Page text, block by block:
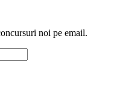
noi pe email.